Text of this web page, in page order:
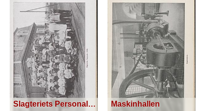
Slagteriets Personale (1913)
Maskinhallen